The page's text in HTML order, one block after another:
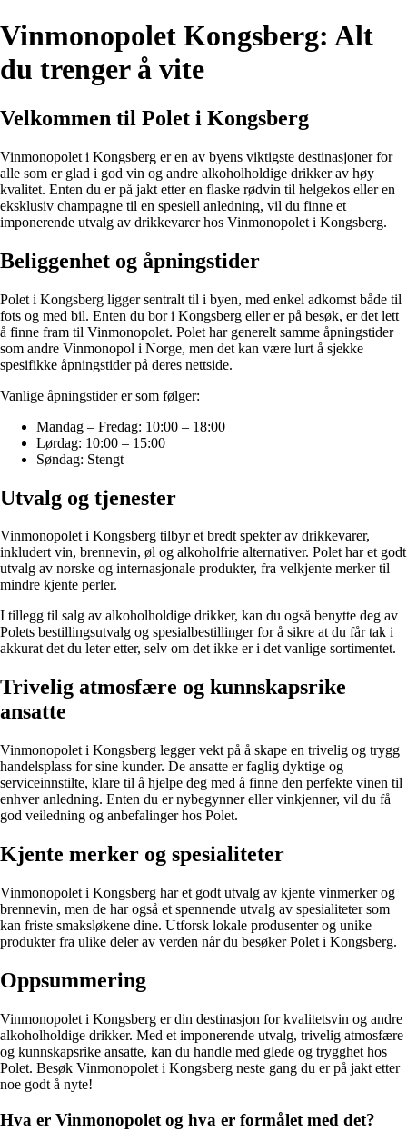
Vinmonopolet Kongsberg: Alt
du trenger å vite
Velkommen til Polet i Kongsberg
Vinmonopolet i Kongsberg er en av byens viktigste destinasjoner for
alle som er glad i god vin og andre alkoholholdige drikker av høy
kvalitet. Enten du er på jakt etter en flaske rødvin til helgekos eller en
eksklusiv champagne til en spesiell anledning, vil du finne et
imponerende utvalg av drikkevarer hos Vinmonopolet i Kongsberg.
Beliggenhet og åpningstider
Polet i Kongsberg ligger sentralt til i byen, med enkel adkomst både til
fots og med bil. Enten du bor i Kongsberg eller er på besøk, er det lett
å finne fram til Vinmonopolet. Polet har generelt samme åpningstider
som andre Vinmonopol i Norge, men det kan være lurt å sjekke
spesifikke åpningstider på deres nettside.
Vanlige åpningstider er som følger:
Mandag – Fredag: 10:00 – 18:00
Lørdag: 10:00 – 15:00
Søndag: Stengt
Utvalg og tjenester
Vinmonopolet i Kongsberg tilbyr et bredt spekter av drikkevarer,
inkludert vin, brennevin, øl og alkoholfrie alternativer. Polet har et godt
utvalg av norske og internasjonale produkter, fra velkjente merker til
mindre kjente perler.
I tillegg til salg av alkoholholdige drikker, kan du også benytte deg av
Polets bestillingsutvalg og spesialbestillinger for å sikre at du får tak i
akkurat det du leter etter, selv om det ikke er i det vanlige sortimentet.
Trivelig atmosfære og kunnskapsrike
ansatte
Vinmonopolet i Kongsberg legger vekt på å skape en trivelig og trygg
handelsplass for sine kunder. De ansatte er faglig dyktige og
serviceinnstilte, klare til å hjelpe deg med å finne den perfekte vinen til
enhver anledning. Enten du er nybegynner eller vinkjenner, vil du få
god veiledning og anbefalinger hos Polet.
Kjente merker og spesialiteter
Vinmonopolet i Kongsberg har et godt utvalg av kjente vinmerker og
brennevin, men de har også et spennende utvalg av spesialiteter som
kan friste smaksløkene dine. Utforsk lokale produsenter og unike
produkter fra ulike deler av verden når du besøker Polet i Kongsberg.
Oppsummering
Vinmonopolet i Kongsberg er din destinasjon for kvalitetsvin og andre
alkoholholdige drikker. Med et imponerende utvalg, trivelig atmosfære
og kunnskapsrike ansatte, kan du handle med glede og trygghet hos
Polet. Besøk Vinmonopolet i Kongsberg neste gang du er på jakt etter
noe godt å nyte!
Hva er Vinmonopolet og hva er formålet med det?